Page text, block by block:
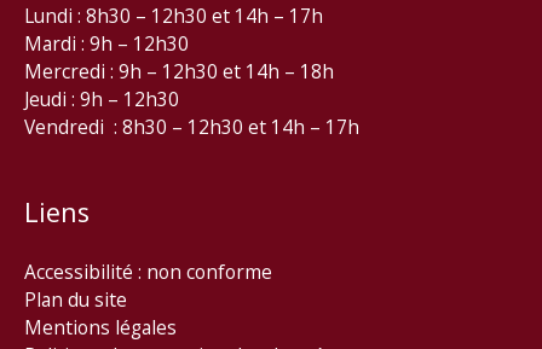
Lundi : 8h30 – 12h30 et 14h – 17h
Mardi : 9h – 12h30
Mercredi : 9h – 12h30 et 14h – 18h
Jeudi : 9h – 12h30
Vendredi : 8h30 – 12h30 et 14h – 17h
Liens
Accessibilité : non conforme
Plan du site
Mentions légales